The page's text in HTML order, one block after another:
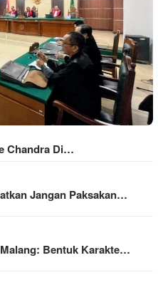
Chandra Di…
Jangan Paksakan…
Bentuk Karakte…